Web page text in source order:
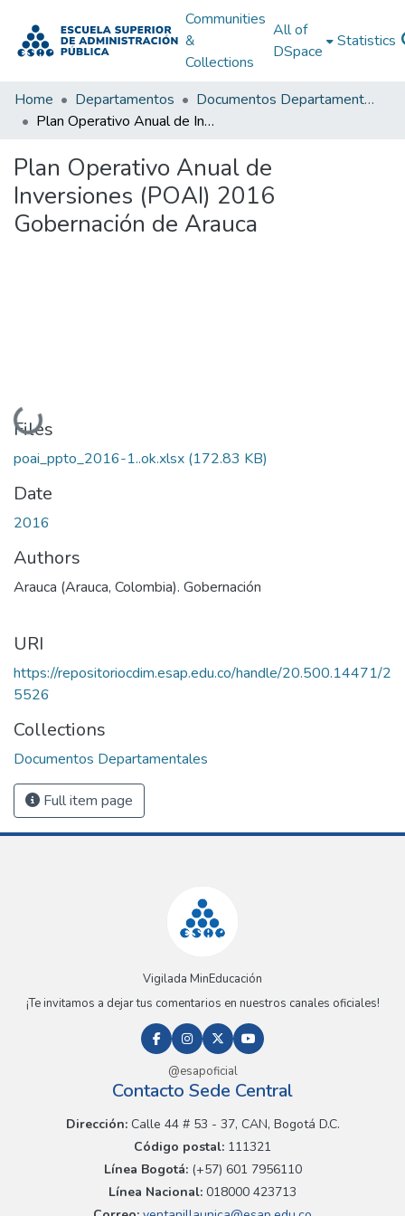
Communities
&
Collections
All of
DSpace
Statistics
Home Departamentos
Documentos Departamentales
Plan Operativo Anual de Inversiones (POAI) 2016 Gobernación de Arauca
Plan Operativo Anual de
Inversiones (POAI) 2016
Gobernación de Arauca
Loading...
Files
poai_ppto_2016-1..ok.xlsx (172.83 KB)
Date
2016
Authors
Arauca (Arauca, Colombia). Gobernación
URI
https://repositoriocdim.esap.edu.co/handle/20.500.14471/2
5526
Collections
Documentos Departamentales
Full item page
Vigilada MinEducación
¡Te invitamos a dejar tus comentarios en nuestros canales oficiales!
@esapoficial
Contacto Sede Central
Dirección:Calle 44 # 53 - 37, CAN, Bogotá D.C.
Código postal: 111321
Línea Bogotá:(+57) 601 7956110
Línea Nacional: 018000 423713